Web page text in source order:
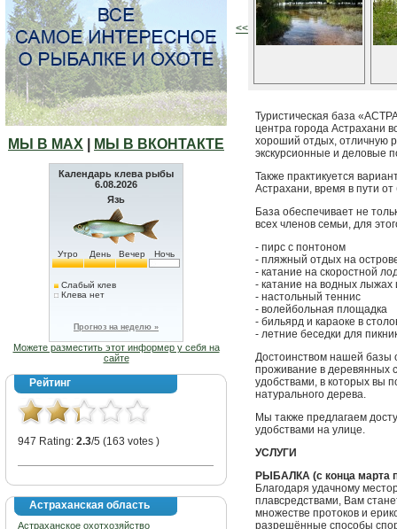
МЫ В МАХ МЫ В ВКОНТАКТЕ
Календарь клева рыбы
6.08.2026
Язь
Утро День Вечер Ночь
Слабый клев
Клева нет
Прогноз на неделю »
Можете разместить этот информер у себя на
сайте
Рейтинг
947 Rating: 2.3/5 (163 votes )
Астраханская область
Астраханское охотхозяйство
<<
Туристическая база
центра города Астрахани
хороший отдых, отличную
экскурсионные и деловые
Также практикуется
Астрахани, время в пути
База обеспечивает не
всех членов семьи, для
- пирс с понтоном
- пляжный отдых на
- катание на скоростной
- катание на водных лыжах
- настольный теннис
- волейбольная площадка
- бильярд и караоке в
- летние беседки для
Достоинством нашей базы
проживание в деревянных
удобствами, в которых вы
натурального дерева.
Мы также предлагаем
удобствами на улице.
УСЛУГИ
РЫБАЛКА (с конца марта
Благодаря удачному
плавсредствами, Вам
множестве протоков и
разрешённые способы